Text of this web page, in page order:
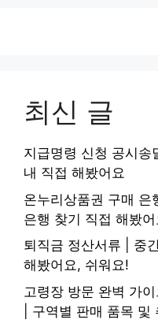
최신 글
지급명령 신청 공시
내 직접 해봤어요
온누리상품권 구매
은행 찾기 직접 해봤어
퇴직금 정산서류 | 중
해봤어요, 쉬워요!
고령장 방문 완벽 가
| 구역별 판매 품목